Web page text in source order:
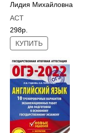
Лидия Михайловна
АСТ
298р.
КУПИТЬ